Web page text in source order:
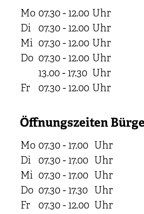
Mo 07.30 - 12.00 Uhr
Di
07.30 - 12.00 Uhr
Mi 07.30 - 12.00 Uhr
Do 07.30 - 12.00 Uhr
13.00 - 17.30 Uhr
Fr
07.30 - 12.00 Uhr
Öffnungszeiten
Mo 07.30 - 17.00 Uhr
Di
07.30 - 17.00 Uhr
Mi 07.30 - 17.00 Uhr
Do 07.30 - 17.30 Uhr
Fr
07.30 - 12.00 Uhr